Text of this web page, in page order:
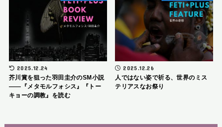
2025.12.24
芥川賞を狙った羽田圭介のSM小説
――『メタモルフォシス』『トー
キョーの調教』を読む
2025.12.26
人ではない姿で祈る、世界のミス
テリアスなお祭り